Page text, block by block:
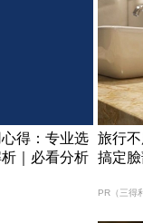
得：专业选
｜必看分析
旅行
搞定臉
PR（三得